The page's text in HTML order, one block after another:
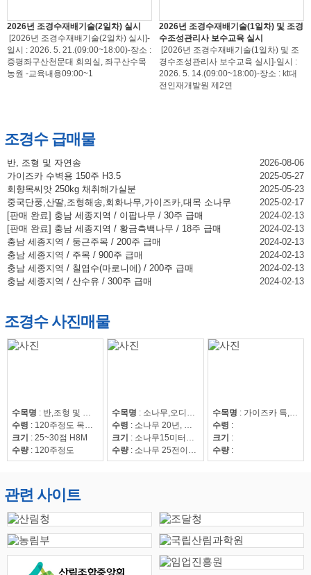
2026년 조경수재배기술(2일차) 실시
[2026년 조경수재배기술(2일차) 실시]-
일시 : 2026. 5. 21.(09:00~18:00)-장소 :
증평좌구산천문대 회의실, 좌구산수목
농원 -교육내용09:00~1
2026년 조경수재배기술(1일차) 및 조경
수조성관리사 보수교육 실시
[2026년 조경수재배기술(1일차) 및 조
경수조성관리사 보수교육 실시]-일시 :
2026. 5. 14.(09:00~18:00)-장소 : kt대
전인재개발원 제2연
조경수 급매물
반, 조형 및 자연송
2026-08-06
가이즈카 수벽용 150주 H3.5
2025-05-27
회향목씨앗 250kg 채취해가실분
2025-05-23
중국단풍,산딸,조형해송,회화나무,가이즈카,대목 소나무
2025-02-17
[판매 완료] 충남 세종지역 / 이팝나무 / 30주 급매
2024-02-13
[판매 완료] 충남 세종지역 / 황금측백나무 / 18주 급매
2024-02-13
충남 세종지역 / 둥근주목 / 200주 급매
2024-02-13
충남 세종지역 / 주목 / 900주 급매
2024-02-13
충남 세종지역 / 칠엽수(마로니에) / 200주 급매
2024-02-13
충남 세종지역 / 산수유 / 300주 급매
2024-02-13
조경수 사진매물
수목명 : 반,조형 및 자연송
수령 : 120주정도 목대 50만
크기
: 25~30점 H8M
수량 : 120주정도
수목명 : 소나무,오디뽕나무
수령 : 소나무 20년, 오디뽕나무7년
크기
: 소나무15미터이상
수량 : 소나무 25전이상85수, 25전이하220수, 뽕나무 42수
수목명 : 가이즈카 특,회화15~30,조형해송,중국단풍 특 20점,해송8~20,느티나무20~50,회화15~30
수령 :
크기
:
수량 :
관련 사이트